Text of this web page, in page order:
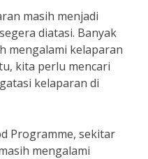
masih menjadi
diatasi. Banyak
mengalami kelaparan
kita perlu mencari
kelaparan di
Programme, sekitar
mengalami